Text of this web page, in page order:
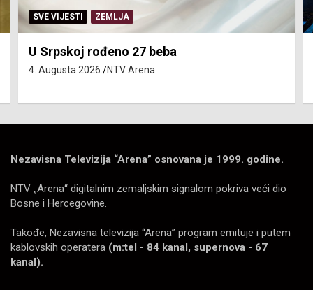
SERVISNE INFORMACIJE
Isključenja vode – utorak 4. avgust
4. Augusta 2026. NTV Arena
Nezavisna Televizija “Arena” osnovana je 1999. godine.
NTV „Arena“ digitalnim zemaljskim signalom pokriva veći dio
Bosne i Hercegovine.
Takođe, Nezavisna televizija “Arena” program emituje i putem
kablovskih operatera (m:tel - 84 kanal, supernova - 67
kanal).